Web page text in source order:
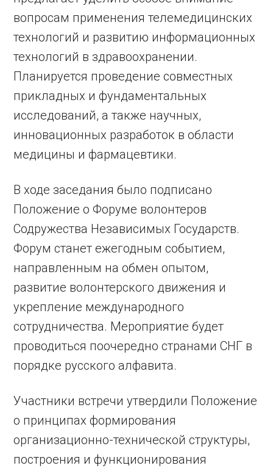
вопросам применения телемедицинских
технологий и развитию информационных
технологий в здравоохранении.
Планируется проведение совместных
прикладных и фундаментальных
исследований, а также научных,
инновационных разработок в области
медицины и фармацевтики.
В ходе заседания было подписано
Положение о Форуме волонтеров
Содружества Независимых Государств.
Форум станет ежегодным событием,
направленным на обмен опытом,
развитие волонтерского движения и
укрепление международного
сотрудничества. Мероприятие будет
проводиться поочередно странами СНГ в
порядке русского алфавита.
Участники встречи утвердили Положение
о принципах формирования
организационно-технической структуры,
построения и функционирования